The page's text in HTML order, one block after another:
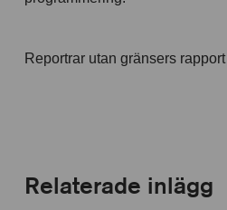
Reportrar utan gränsers rapport
Relaterade inlägg